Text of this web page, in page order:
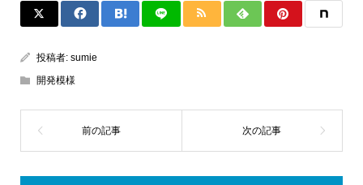
投稿者: sumie
開発模様